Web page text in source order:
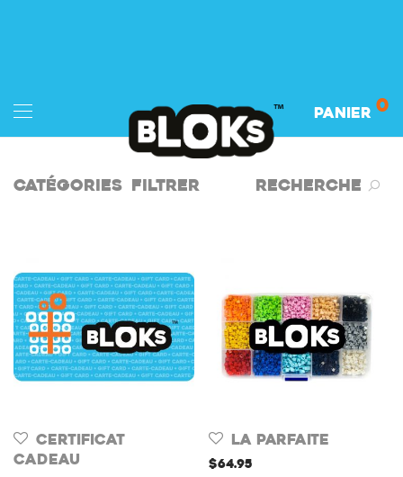
Panier 0
Catégories Filtrer Recherche
CERTIFICAT
CADEAU
La Parfaite
$64.95